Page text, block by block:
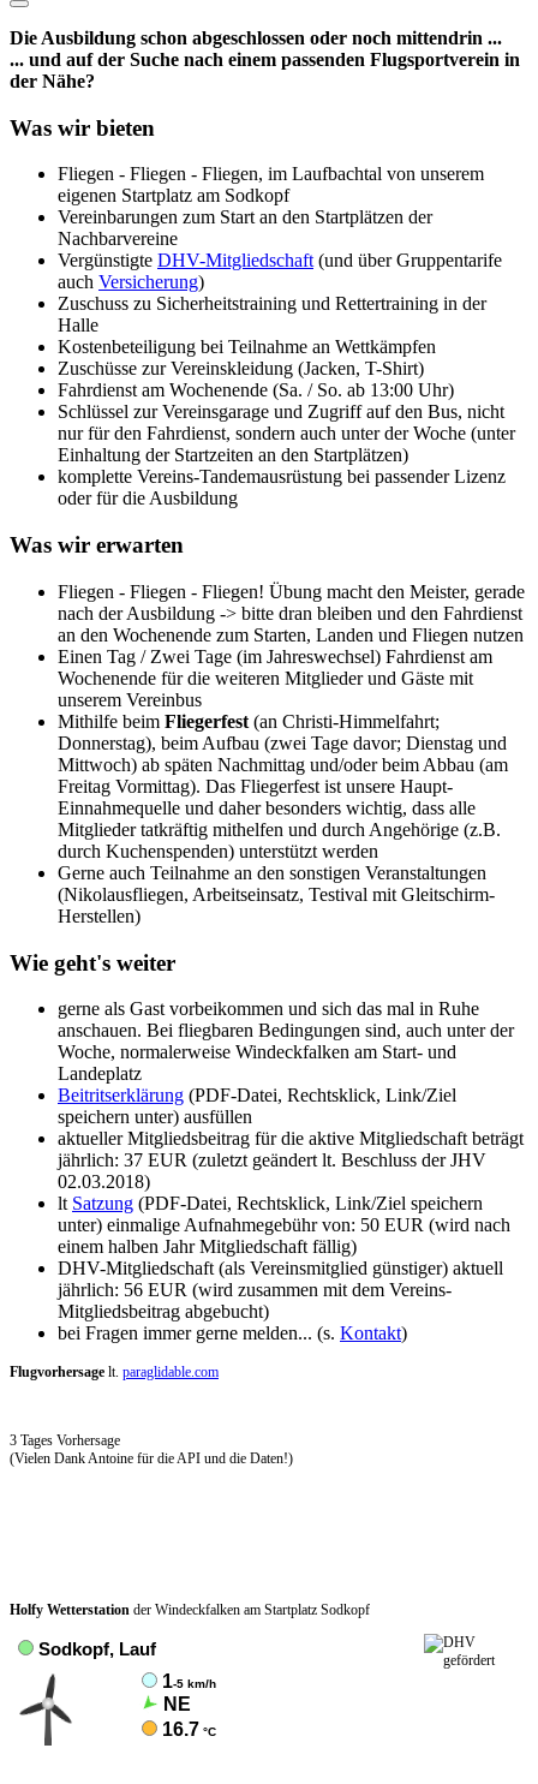
Die Ausbildung schon abgeschlossen oder noch mittendrin ...
... und auf der Suche nach einem passenden Flugsportverein in
der Nähe?
Was wir bieten
Fliegen - Fliegen - Fliegen, im Laufbachtal von unserem
eigenen Startplatz am Sodkopf
Vereinbarungen zum Start an den Startplätzen der
Nachbarvereine
Vergünstigte DHV-Mitgliedschaft(und über Gruppentarife
auch Versicherung)
Zuschuss zu Sicherheitstraining und Rettertraining in der
Halle
Kostenbeteiligung bei Teilnahme an Wettkämpfen
Zuschüsse zur Vereinskleidung (Jacken, T-Shirt)
Fahrdienst am Wochenende (Sa. / So. ab 13:00 Uhr)
Schlüssel zur Vereinsgarage und Zugriff auf den Bus, nicht
nur für den Fahrdienst, sondern auch unter der Woche (unter
Einhaltung der Startzeiten an den Startplätzen)
komplette Vereins-Tandemausrüstung bei passender Lizenz
oder für die Ausbildung
Was wir erwarten
Fliegen - Fliegen - Fliegen! Übung macht den Meister, gerade
nach der Ausbildung -> bitte dran bleiben und den Fahrdienst
an den Wochenende zum Starten, Landen und Fliegen nutzen
Einen Tag / Zwei Tage (im Jahreswechsel) Fahrdienst am
Wochenende für die weiteren Mitglieder und Gäste mit
unserem Vereinbus
Mithilfe beim Fliegerfest (an Christi-Himmelfahrt;
Donnerstag), beim Aufbau (zwei Tage davor; Dienstag und
Mittwoch) ab späten Nachmittag und/oder beim Abbau (am
Freitag Vormittag). Das Fliegerfest ist unsere Haupt-
Einnahmequelle und daher besonders wichtig, dass alle
Mitglieder tatkräftig mithelfen und durch Angehörige (z.B.
durch Kuchenspenden) unterstützt werden
Gerne auch Teilnahme an den sonstigen Veranstaltungen
(Nikolausfliegen, Arbeitseinsatz, Testival mit Gleitschirm-
Herstellen)
Wie geht's weiter
gerne als Gast vorbeikommen und sich das mal in Ruhe
anschauen. Bei fliegbaren Bedingungen sind, auch unter der
Woche, normalerweise Windeckfalken am Start- und
Landeplatz
Beitritserklärung (PDF-Datei, Rechtsklick, Link/Ziel
speichern unter) ausfüllen
aktueller Mitgliedsbeitrag für die aktive Mitgliedschaft beträgt
jährlich: 37 EUR (zuletzt geändert lt. Beschluss der JHV
02.03.2018)
lt Satzung (PDF-Datei, Rechtsklick, Link/Ziel speichern
unter) einmalige Aufnahmegebühr von: 50 EUR (wird nach
einem halben Jahr Mitgliedschaft fällig)
DHV-Mitgliedschaft (als Vereinsmitglied günstiger) aktuell
jährlich: 56 EUR (wird zusammen mit dem Vereins-
Mitgliedsbeitrag abgebucht)
bei Fragen immer gerne melden... (s. Kontakt)
Flugvorhersage lt. paraglidable.com
3 Tages Vorhersage
(Vielen Dank Antoine für die API und die Daten!)
Holfy Wetterstation der Windeckfalken am Startplatz Sodkopf